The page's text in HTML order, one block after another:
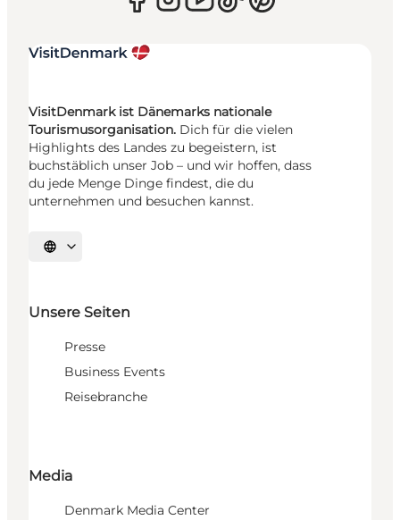
VisitDenmark ist Dänemarks nationale
Tourismusorganisation. Dich für die vielen
Highlights des Landes zu begeistern, ist
buchstäblich unser Job – und wir hoffen, dass
du jede Menge Dinge findest, die du
unternehmen und besuchen kannst.
Sprache auswählen
Unsere Seiten
Presse
Business Events
Reisebranche
Media
Denmark Media Center